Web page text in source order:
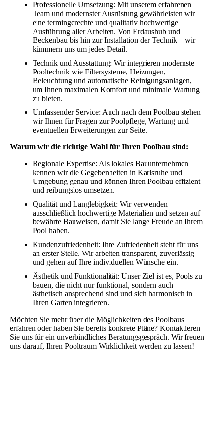
Professionelle Umsetzung: Mit unserem erfahrenen
Team und modernster Ausrüstung gewährleisten wir
eine termingerechte und qualitativ hochwertige
Ausführung aller Arbeiten. Von Erdaushub und
Beckenbau bis hin zur Installation der Technik – wir
kümmern uns um jedes Detail.
Technik und Ausstattung: Wir integrieren modernste
Pooltechnik wie Filtersysteme, Heizungen,
Beleuchtung und automatische Reinigungsanlagen,
um Ihnen maximalen Komfort und minimale Wartung
zu bieten.
Umfassender Service: Auch nach dem Poolbau stehen
wir Ihnen für Fragen zur Poolpflege, Wartung und
eventuellen Erweiterungen zur Seite.
Warum wir die richtige Wahl für Ihren Poolbau sind:
Regionale Expertise: Als lokales Bauunternehmen
kennen wir die Gegebenheiten in Karlsruhe und
Umgebung genau und können Ihren Poolbau effizient
und reibungslos umsetzen.
Qualität und Langlebigkeit: Wir verwenden
ausschließlich hochwertige Materialien und setzen auf
bewährte Bauweisen, damit Sie lange Freude an Ihrem
Pool haben.
Kundenzufriedenheit: Ihre Zufriedenheit steht für uns
an erster Stelle. Wir arbeiten transparent, zuverlässig
und gehen auf Ihre individuellen Wünsche ein.
Ästhetik und Funktionalität: Unser Ziel ist es, Pools zu
bauen, die nicht nur funktional, sondern auch
ästhetisch ansprechend sind und sich harmonisch in
Ihren Garten integrieren.
Möchten Sie mehr über die Möglichkeiten des Poolbaus
erfahren oder haben Sie bereits konkrete Pläne? Kontaktieren
Sie uns für ein unverbindliches Beratungsgespräch. Wir freuen
uns darauf, Ihren Pooltraum Wirklichkeit werden zu lassen!